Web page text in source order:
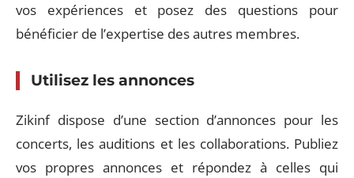
vos expériences et posez des questions pour
bénéficier de l’expertise des autres membres.
Utilisez les annonces
Zikinf dispose d’une section d’annonces pour les
concerts, les auditions et les collaborations. Publiez
vos propres annonces et répondez à celles qui